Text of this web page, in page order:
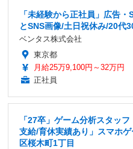
「未経験から正社員」広告
とSNS画像/土日祝休み/20代
ベンタス株式会社
東京都
月給25万9,100円～32万円
正社員
「27卒」ゲーム分析スタッ
支給/育休実績あり」スマホ
区桜木町1丁目